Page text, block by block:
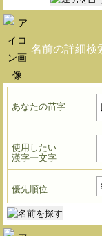
名前の詳細検
あなたの苗字
使用したい
漢字一文字
優先順位